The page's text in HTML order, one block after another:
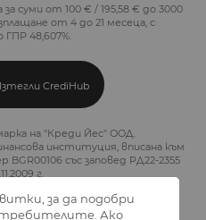
суми от 100 € / 195,58 € до 3000
от 4 до 21 месеца, с
ГПР 48,607%.
CrediHub
на "Креди Йес" ООД.
институция, вписана към
със заповед РД22-2355
г.
за да подобри
Ако